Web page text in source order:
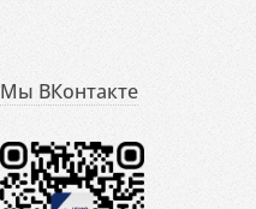
Мы ВКонтакте